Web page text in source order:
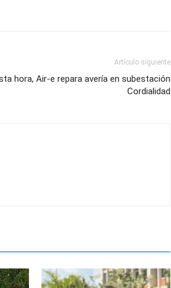
Artículo siguiente
hora, Air-e repara avería en subestación
Cordialidad